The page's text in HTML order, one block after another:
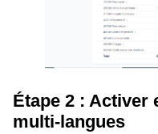
Étape 2 : Activer
multi-langues